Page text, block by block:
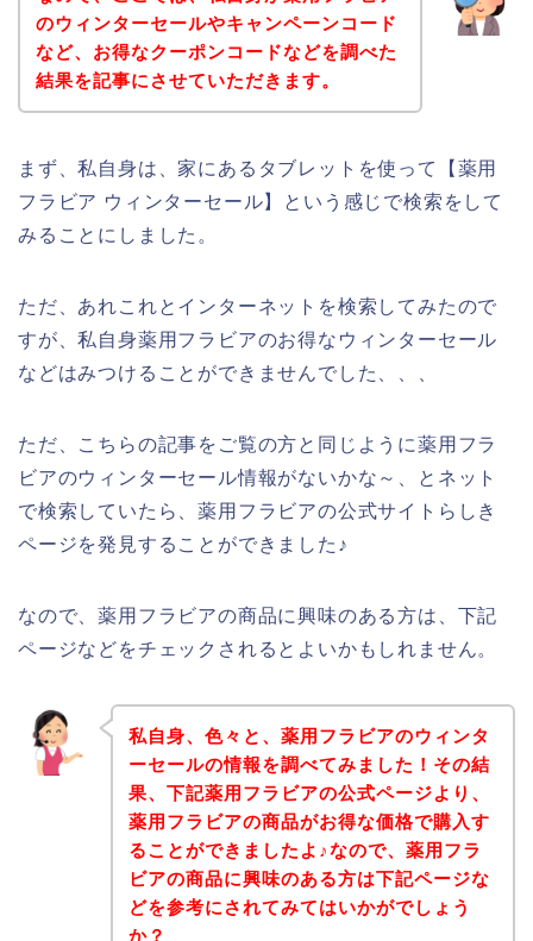
のウィンターセールやキャンペーンコード
など、お得なクーポンコードなどを調べた
結果を記事にさせていただきます。
まず、私自身は、家にあるタブレットを使って【薬用
フラビア ウィンターセール】という感じで検索をして
みることにしました。
ただ、あれこれとインターネットを検索してみたので
すが、私自身薬用フラビアのお得なウィンターセール
などはみつけることができませんでした、、、
ただ、こちらの記事をご覧の方と同じように薬用フラ
ビアのウィンターセール情報がないかな～、とネット
で検索していたら、薬用フラビアの公式サイトらしき
ページを発見することができました♪
なので、薬用フラビアの商品に興味のある方は、下記
ページなどをチェックされるとよいかもしれません。
私自身、色々と、薬用フラビアのウィンタ
ーセールの情報を調べてみました！その結
果、下記薬用フラビアの公式ページより、
薬用フラビアの商品がお得な価格で購入す
ることができましたよ♪なので、薬用フラ
ビアの商品に興味のある方は下記ページな
どを参考にされてみてはいかがでしょう
か？